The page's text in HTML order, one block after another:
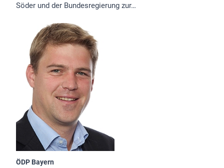
Söder und der Bundesregierung zur…
ÖDP Bayern